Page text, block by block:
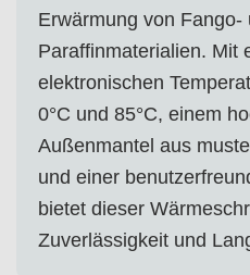
Erwärmung von Fango-
Paraffinmaterialien. Mit
elektronischen
0°C und 85°C, einem
Außenmantel aus
und einer
bietet dieser
Zuverlässigkeit und